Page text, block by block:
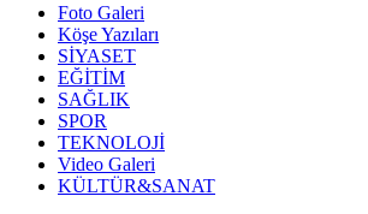
Foto Galeri
Köşe Yazıları
SİYASET
EĞİTİM
SAĞLIK
SPOR
TEKNOLOJİ
Video Galeri
KÜLTÜR&SANAT